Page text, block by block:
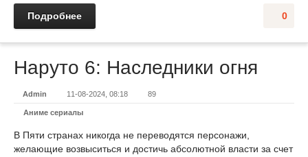
0
Подробнее
Наруто 6: Наследники огня
Admin 11-08-2024, 08:18 89
Аниме сериалы
В Пяти странах никогда не переводятся персонажи,
желающие возвыситься и достичь абсолютной власти за счет